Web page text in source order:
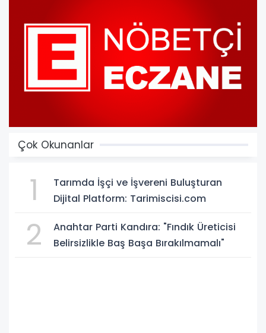
Çok Okunanlar
1
Tarımda İşçi ve İşvereni Buluşturan
Dijital Platform: Tarimiscisi.com
2
Anahtar Parti Kandıra: "Fındık Üreticisi
Belirsizlikle Baş Başa Bırakılmamalı"